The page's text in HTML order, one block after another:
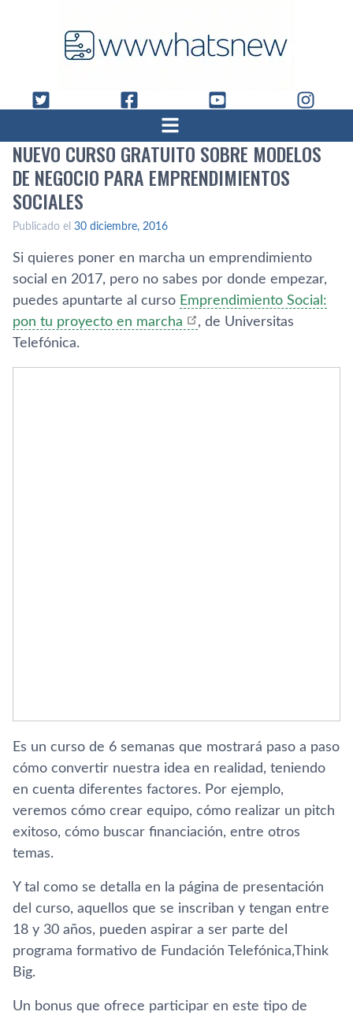
NUEVO CURSO GRATUITO SOBRE MODELOS
DE NEGOCIO PARA EMPRENDIMIENTOS
SOCIALES
Publicado el 30 diciembre, 2016
Si quieres poner en marcha un emprendimiento
social en 2017, pero no sabes por donde empezar,
puedes apuntarte al curso Emprendimiento Social:
pon tu proyecto en marcha
, de Universitas
Telefónica.
Es un curso de 6 semanas que mostrará paso a paso
cómo convertir nuestra idea en realidad, teniendo
en cuenta diferentes factores. Por ejemplo,
veremos cómo crear equipo, cómo realizar un pitch
exitoso, cómo buscar financiación, entre otros
temas.
Y tal como se detalla en la página de presentación
del curso, aquellos que se inscriban y tengan entre
18 y 30 años, pueden aspirar a ser parte del
programa formativo de Fundación Telefónica,Think
Big.
Un bonus que ofrece participar en este tipo de